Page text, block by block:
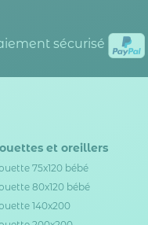
sécurisé
et oreillers
75x120 bébé
80x120 bébé
140x200